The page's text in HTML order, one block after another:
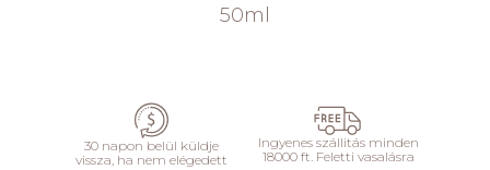
50ml
30 napon belül küldje
vissza, ha nem elégedett
Ingyenes szállitás minden
18000 ft. Feletti vasalásra